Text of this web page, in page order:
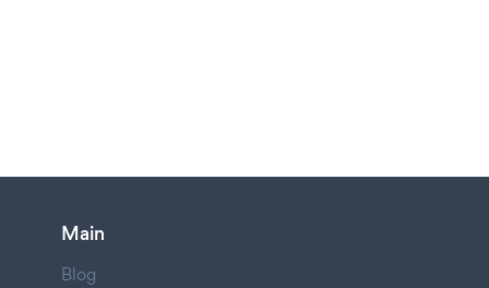
Main
Blog